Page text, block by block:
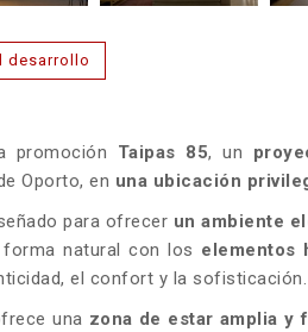
desarrollo
promoción Taipas 85, un
Oporto, en una ubicación
para ofrecer un ambiente
forma natural con los elementos
el confort y la sofisticación.
una zona de estar amplia y